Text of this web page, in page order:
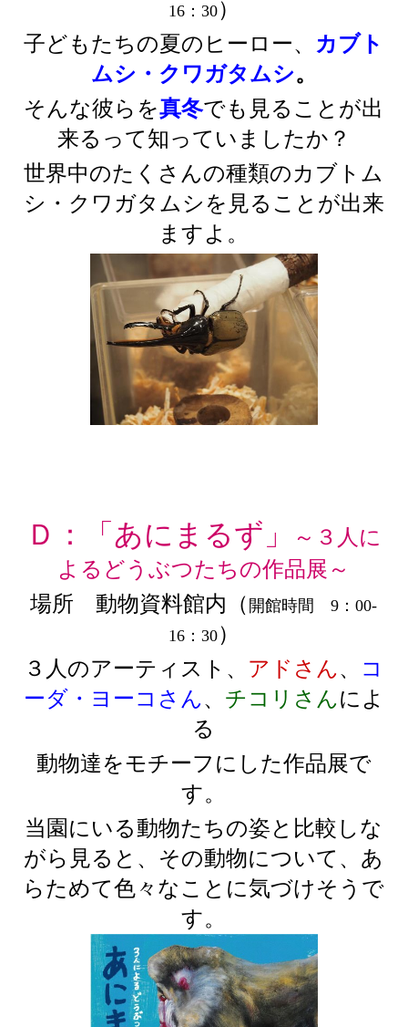
16：30）
子どもたちの夏のヒーロー、 カブト
ムシ・クワガタムシ。
そんな彼らを真冬でも見ることが出
来るって知っていましたか？
世界中のたくさんの種類のカブトム
シ・クワガタムシを見ることが出来
ますよ。
Ｄ：「あにまるず」
～３人に
よるどうぶつたちの作品展～
場所 動物資料館内（ 開館時間 9：00-
16：30）
３人のアーティスト、 アドさん、 コ
ーダ・ヨーコさん、 チコリさんによ
る
動物達をモチーフにした作品展で
す。
当園にいる動物たちの姿と比較しな
がら見ると、その動物について、あ
らためて色々なことに気づけそうで
す。